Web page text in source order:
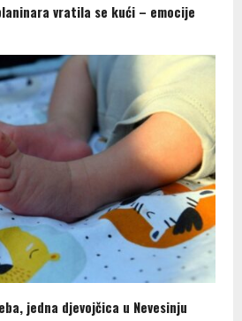
vratila se kući – emocije
jedna djevojčica u Nevesinju